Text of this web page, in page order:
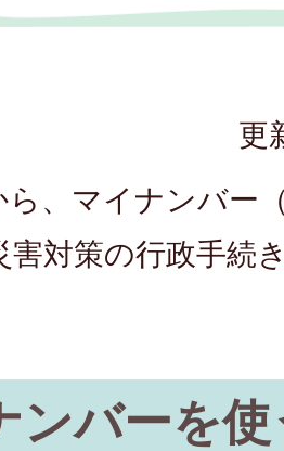
更
、マイナンバー
害対策の行政手続
ンバーを